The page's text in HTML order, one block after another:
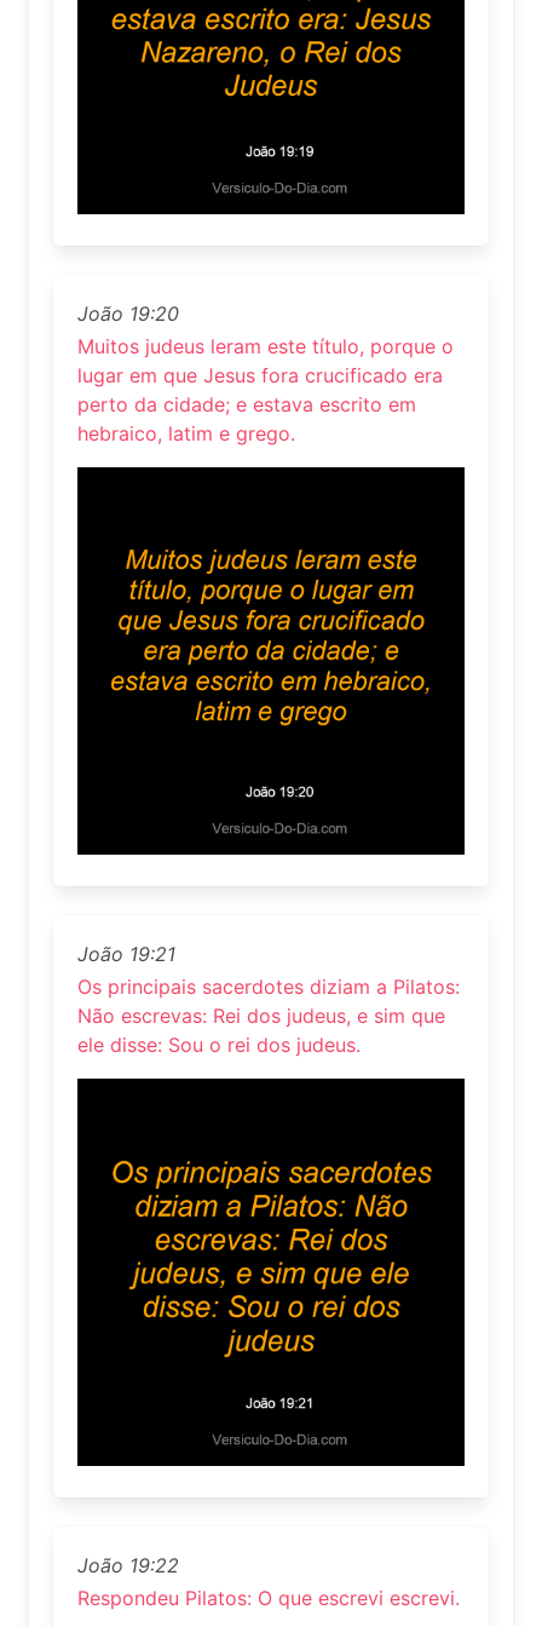
João 19:20
Muitos judeus leram este título, porque o
lugar em que Jesus fora crucificado era
perto da cidade; e estava escrito em
hebraico, latim e grego.
João 19:21
Os principais sacerdotes diziam a Pilatos:
Não escrevas: Rei dos judeus, e sim que
ele disse: Sou o rei dos judeus.
João 19:22
Respondeu Pilatos: O que escrevi escrevi.